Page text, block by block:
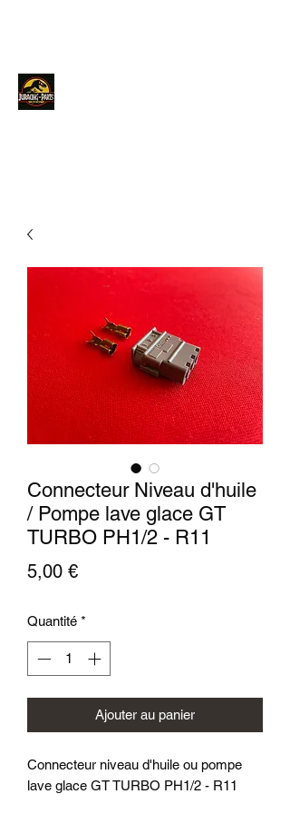
Connecteur Niveau d'huile
/ Pompe lave glace GT
TURBO PH1/2 - R11
5,00 €Prix
Quantité *
Ajouter au panier
Connecteur niveau d'huile ou pompe
lave glace GT TURBO PH1/2 - R11